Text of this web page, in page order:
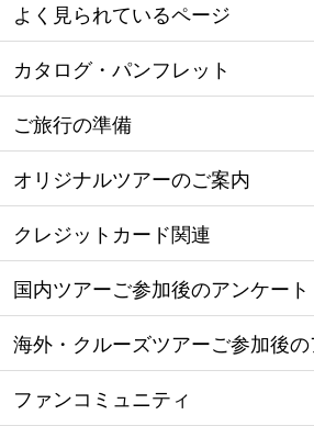
よく見られているページ
カタログ・パンフレット
ご旅行の準備
オリジナルツアーのご案内
クレジットカード関連
国内ツアーご参加後のアンケート
海外・クルーズツアーご参加後の
ファンコミュニティ